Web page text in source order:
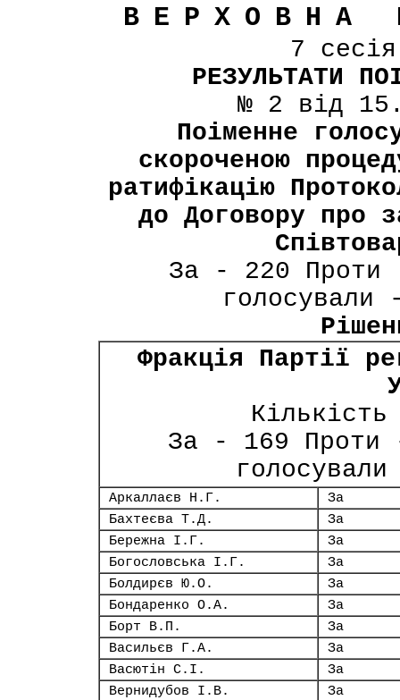
ВЕРХОВНА
7
РЕЗУЛЬТАТИ
№ 2 від
Поіменне
скороченою
ратифікацію
до Договору про
За - 220 Проти
Фракція Партії
За - 169 Проти
Аркаллаєв Н.Г.
За
Бахтеєва Т.Д.
За
Бережна І.Г.
За
Богословська І.Г.
За
Болдирєв Ю.О.
За
Бондаренко О.А.
За
Борт В.П.
За
Васильєв Г.А.
За
Васютін С.І.
За
Вернидубов І.В.
За